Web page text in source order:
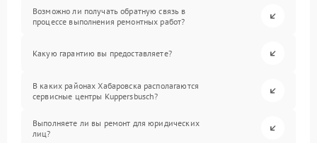
Возможно ли получать обратную связь в
процессе выполнения ремонтных работ?
Какую гарантию вы предоставляете?
В каких районах Хабаровска располагаются
сервисные центры Kuppersbusch?
Выполняете ли вы ремонт для юридических
лиц?